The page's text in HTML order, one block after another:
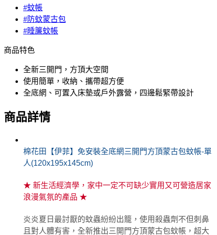
#蚊帳
#防蚊蒙古包
#睡簾蚊帳
商品特色
全新三開門，方頂大空間
使用簡單，收納、攜帶超方便
全底網、可置入床墊或戶外露營，四邊鬆緊帶設計
商品詳情
棉花田【伊菲】免安裝全底網三開門方頂蒙古包蚊帳-單
人(120x195x145cm)
★ 新生活經濟學，家中一定不可缺少實用又可營造居家
浪漫氣氛的產品 ★
炎炎夏日最討厭的蚊蟲紛紛出籠，使用殺蟲劑不但刺鼻
且對人體有害，全新推出三開門方頂蒙古包蚊帳，超大